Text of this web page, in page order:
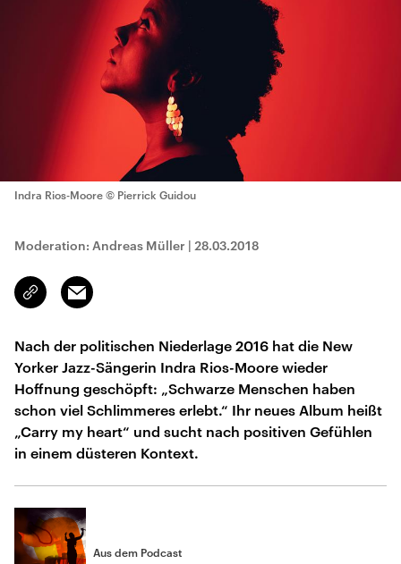
Indra Rios-Moore © Pierrick Guidou
Moderation: Andreas Müller | 28.03.2018
Link
kopieren/teilen
Email
Nach der politischen Niederlage 2016 hat die New
Yorker Jazz-Sängerin Indra Rios-Moore wieder
Hoffnung geschöpft: „Schwarze Menschen haben
schon viel Schlimmeres erlebt.“ Ihr neues Album heißt
„Carry my heart“ und sucht nach positiven Gefühlen
in einem düsteren Kontext.
Aus dem Podcast